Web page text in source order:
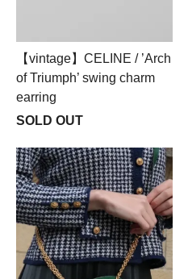
【vintage】CELINE / ’Arch
of Triumph’ swing charm
earring
SOLD OUT